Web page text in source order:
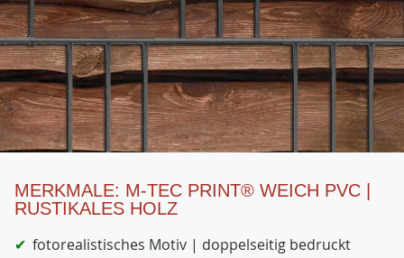
MERKMALE: M-TEC PRINT® WEICH PVC |
RUSTIKALES HOLZ
fotorealistisches Motiv | doppelseitig bedruckt